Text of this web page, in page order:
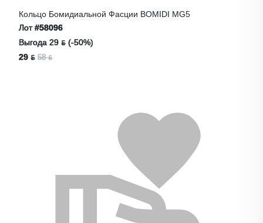
Кольцо Бомидиальной Фасции BOMIDI MG5
Лот#58096
Выгода 29 ƃ (-50%)
29 ƃ 58 ƃ